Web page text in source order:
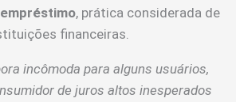
, prática considerada de
financeiras.
incômoda para alguns usuários,
de juros altos inesperados